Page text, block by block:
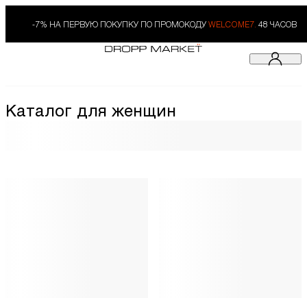
-7% НА ПЕРВУЮ ПОКУПКУ ПО ПРОМОКОДУ WELCOME7. 48 ЧАСОВ
Каталог для женщин